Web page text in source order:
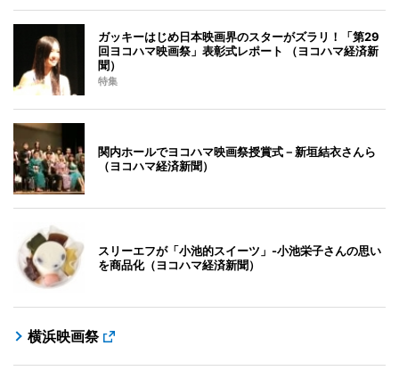
ガッキーはじめ日本映画界のスターがズラリ！「第29
回ヨコハマ映画祭」表彰式レポート （ヨコハマ経済新
聞）
特集
関内ホールでヨコハマ映画祭授賞式－新垣結衣さんら
（ヨコハマ経済新聞）
スリーエフが「小池的スイーツ」-小池栄子さんの思い
を商品化（ヨコハマ経済新聞）
横浜映画祭